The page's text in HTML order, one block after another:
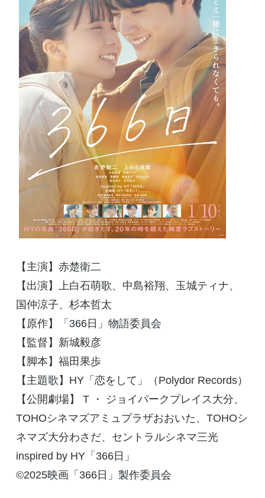
【主演】⾚楚衛⼆
【出演】上白石萌歌、中島裕翔、玉城ティナ、
国仲涼子、杉本哲太
【原作】「 366日」物語委員会
【監督】新城毅彦
【脚本】福田果歩
【主題歌】 HY「恋をして」（ Polydor Records）
【公開劇場】
T ・ ジョイパークプレイス大分、
TOHOシネマズアミュプラザおおいた、 TOHOシ
ネマズ大分わさだ、セントラルシネマ三光
inspired by HY「 366日」
©2025映画「 366⽇」製作委員会